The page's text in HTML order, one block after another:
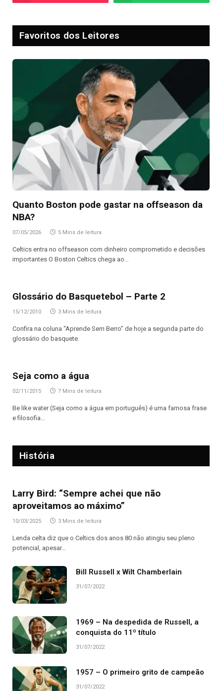
Favoritos dos Leitores
Quanto Boston pode gastar na offseason da
NBA?
07/05/2026 5 Mins de leitura
Celtics entra no offseason com dinheiro comprometido e decisões
importantes O Boston Celtics chega ao…
Glossário do Basquetebol – Parte 2
15/12/2010 3 Mins de leitura
Confira na coluna “Aprende Sem Berro” de hoje a segunda parte do
glossário do basquete.
Seja como a água
02/11/2015 7 Mins de leitura
Be like water (Seja como a água em português) é uma famosa frase
e filosofia…
História
Larry Bird: “Sempre achei que não
aproveitamos ao máximo”
10/03/2025 3 Mins de leitura
Lenda celta diz que o Celtics dos anos 80 não atingiu seu pleno
potencial, apesar…
Bill Russell x Wilt Chamberlain
31/07/2022
1969 – Na despedida de Russell, a
conquista do 11º título
31/07/2022
1957 – O primeiro grito de campeão
31/07/2022